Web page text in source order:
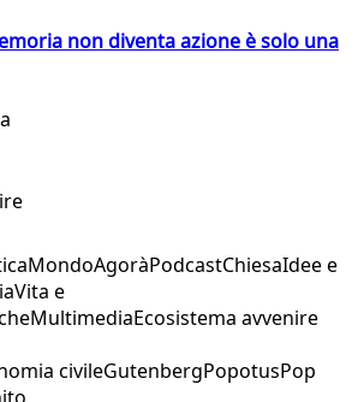
non diventa azione è solo una
MondoAgoràPodcastChiesaIdee e
Vita e
MultimediaEcosistema avvenire
civileGutenbergPopotusPop